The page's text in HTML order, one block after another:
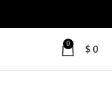
0 $ 0